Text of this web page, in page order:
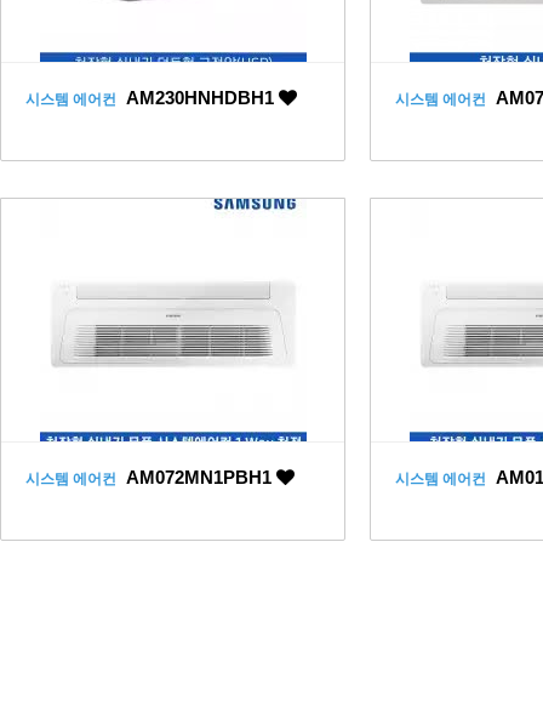
시스템 에어컨 AM230HNHDBH1 시스템 에어컨
시스템 에어컨 AM072MN1PBH1 시스템 에어컨